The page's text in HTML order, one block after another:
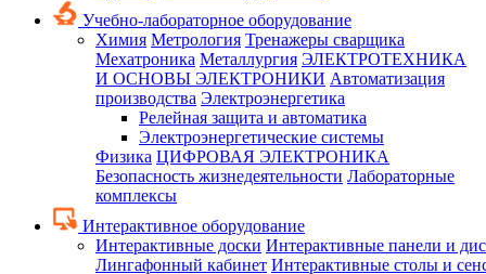
Учебно-лабораторное оборудование
Химия Метрология Тренажеры сварщика
Мехатроника Металлургия ЭЛЕКТРОТЕХНИКА
И ОСНОВЫ ЭЛЕКТРОНИКИ Автоматизация
производства Электроэнергетика
Релейная защита и автоматика
Электроэнергетические системы
Физика ЦИФРОВАЯ ЭЛЕКТРОНИКА
Безопасность жизнедеятельности Лабораторные
комплексы
Интерактивное оборудование
Интерактивные доски Интерактивные панели и
Лингафонный кабинет Интерактивные столы и